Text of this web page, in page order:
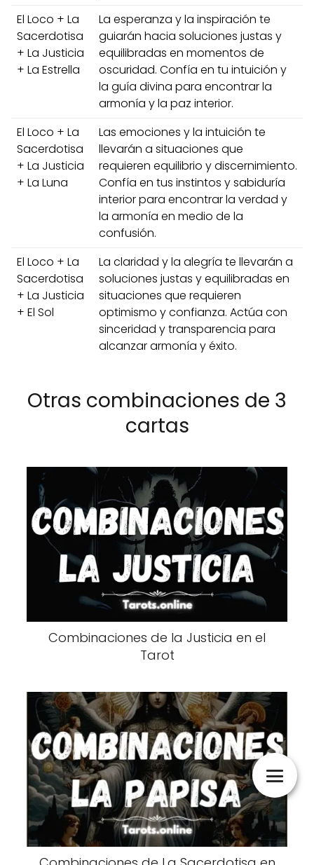
El Loco + La
Sacerdotisa
+ La Justicia
+ La Estrella
La esperanza y la inspiración te
guiarán hacia soluciones justas y
equilibradas en momentos de
oscuridad. Confía en tu intuición y
la guía divina para encontrar la
armonía y la paz interior.
El Loco + La
Sacerdotisa
+ La Justicia
+ La Luna
Las emociones y la intuición te
llevarán a situaciones que
requieren equilibrio y discernimiento.
Confía en tus instintos y sabiduría
interior para encontrar la verdad y
la armonía en medio de la
confusión.
El Loco + La
Sacerdotisa
+ La Justicia
+ El Sol
La claridad y la alegría te llevarán a
soluciones justas y equilibradas en
situaciones que requieren
optimismo y confianza. Actúa con
sinceridad y transparencia para
alcanzar armonía y éxito.
Otras combinaciones de 3
cartas
Combinaciones de la Justicia en el
Tarot